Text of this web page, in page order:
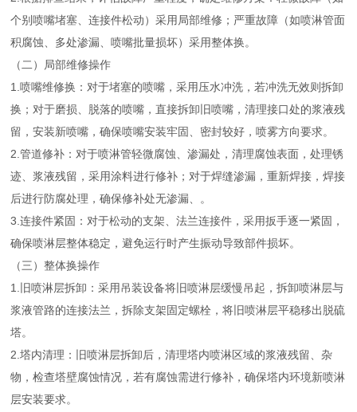
个别喷嘴堵塞、连接件松动）采用局部维修；严重故障（如喷淋管面
积腐蚀、多处渗漏、喷嘴批量损坏）采用整体换。
（二）局部维修操作
1.喷嘴维修换：对于堵塞的喷嘴，采用压水冲洗，若冲洗无效则拆卸
换；对于磨损、脱落的喷嘴，直接拆卸旧喷嘴，清理接口处的浆液残
留，安装新喷嘴，确保喷嘴安装牢固、密封较好，喷雾方向要求。
2.管道修补：对于喷淋管轻微腐蚀、渗漏处，清理腐蚀表面，处理锈
迹、浆液残留，采用涂料进行修补；对于焊缝渗漏，重新焊接，焊接
后进行防腐处理，确保修补处无渗漏、。
3.连接件紧固：对于松动的支架、法兰连接件，采用扳手逐一紧固，
确保喷淋层整体稳定，避免运行时产生振动导致部件损坏。
（三）整体换操作
1.旧喷淋层拆卸：采用吊装设备将旧喷淋层缓慢吊起，拆卸喷淋层与
浆液管路的连接法兰，拆除支架固定螺栓，将旧喷淋层平稳移出脱硫
塔。
2.塔内清理：旧喷淋层拆卸后，清理塔内喷淋区域的浆液残留、杂
物，检查塔壁腐蚀情况，若有腐蚀需进行修补，确保塔内环境新喷淋
层安装要求。